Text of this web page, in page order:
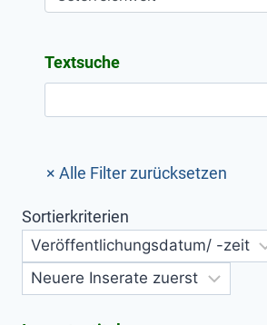
Textsuche
Sortierkriterien